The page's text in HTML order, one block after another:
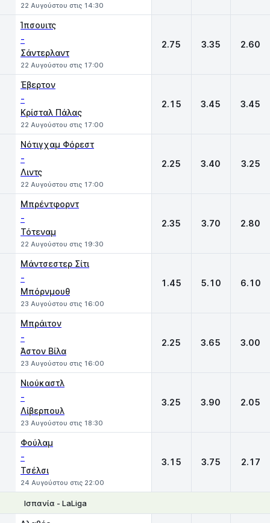
22 Αυγούστου στις 14:30
Ίπσουιτς
-
Σάντερλαντ
22 Αυγούστου στις 17:00
2.75 3.35 2.60
Έβερτον
-
Κρίσταλ Πάλας
22 Αυγούστου στις 17:00
2.15 3.45 3.45
Νότιγχαμ Φόρεστ
-
Λιντς
22 Αυγούστου στις 17:00
2.25 3.40 3.25
Μπρέντφορντ
-
Τότεναμ
22 Αυγούστου στις 19:30
2.35 3.70 2.80
Μάντσεστερ Σίτι
-
Μπόρνμουθ
23 Αυγούστου στις 16:00
1.45 5.10 6.10
Μπράιτον
-
Άστον Βίλα
23 Αυγούστου στις 16:00
2.25 3.65 3.00
Νιούκαστλ
-
Λίβερπουλ
23 Αυγούστου στις 18:30
3.25 3.90 2.05
Φούλαμ
-
Τσέλσι
24 Αυγούστου στις 22:00
3.15 3.75 2.17
Ισπανία - LaLiga